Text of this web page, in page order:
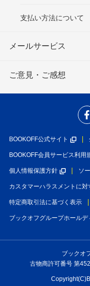
支払い方法について
メールサービス
ご意見・ご感想
BOOKOFF公式サイト
BOOKOFF会員サービス利用
個人情報保護方針 ソ
カスタマーハラスメントに対
特定商取引法に基づく表示
ブックオフグループホールデ
ブックオ
古物商許可番号 第